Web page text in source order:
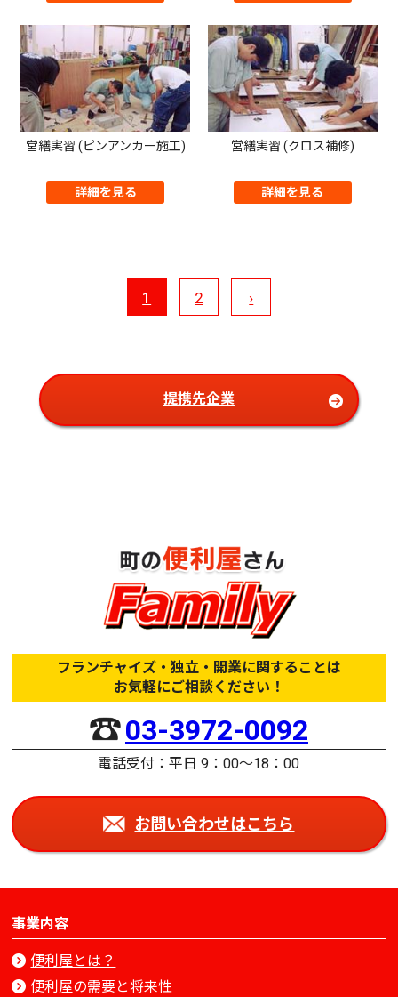
営繕実習 (ピンアンカー施工)
詳細を見る
営繕実習 (クロス補修)
詳細を見る
1 2 ›
提携先企業
フランチャイズ・独立・開業に関することは
お気軽にご相談ください！
03-3972-0092
電話受付：平日 9：00〜18：00
お問い合わせはこちら
事業内容
便利屋とは？
便利屋の需要と将来性